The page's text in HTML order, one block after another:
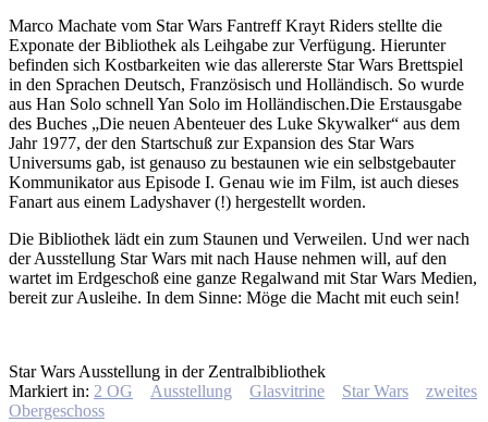
Marco Machate vom Star Wars Fantreff Krayt Riders stellte die
Exponate der Bibliothek als Leihgabe zur Verfügung. Hierunter
befinden sich Kostbarkeiten wie das allererste Star Wars Brettspiel
in den Sprachen Deutsch, Französisch und Holländisch. So wurde
aus Han Solo schnell Yan Solo im Holländischen.Die Erstausgabe
des Buches „Die neuen Abenteuer des Luke Skywalker“ aus dem
Jahr 1977, der den Startschuß zur Expansion des Star Wars
Universums gab, ist genauso zu bestaunen wie ein selbstgebauter
Kommunikator aus Episode I. Genau wie im Film, ist auch dieses
Fanart aus einem Ladyshaver (!) hergestellt worden.
Die Bibliothek lädt ein zum Staunen und Verweilen. Und wer nach
der Ausstellung Star Wars mit nach Hause nehmen will, auf den
wartet im Erdgeschoß eine ganze Regalwand mit Star Wars Medien,
bereit zur Ausleihe. In dem Sinne: Möge die Macht mit euch sein!
Star Wars Ausstellung in der Zentralbibliothek
Markiert in: 2 OG Ausstellung Glasvitrine Star Wars
zweites
Obergeschoss